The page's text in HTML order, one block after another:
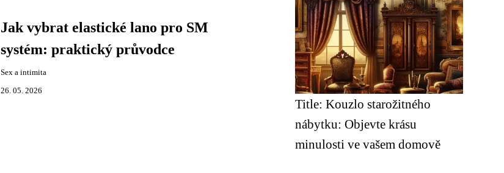
Jak vybrat elastické lano pro SM
systém: praktický průvodce
Sex a intimita
26. 05. 2026
Title: Kouzlo starožitného
nábytku: Objevte krásu
minulosti ve vašem domově